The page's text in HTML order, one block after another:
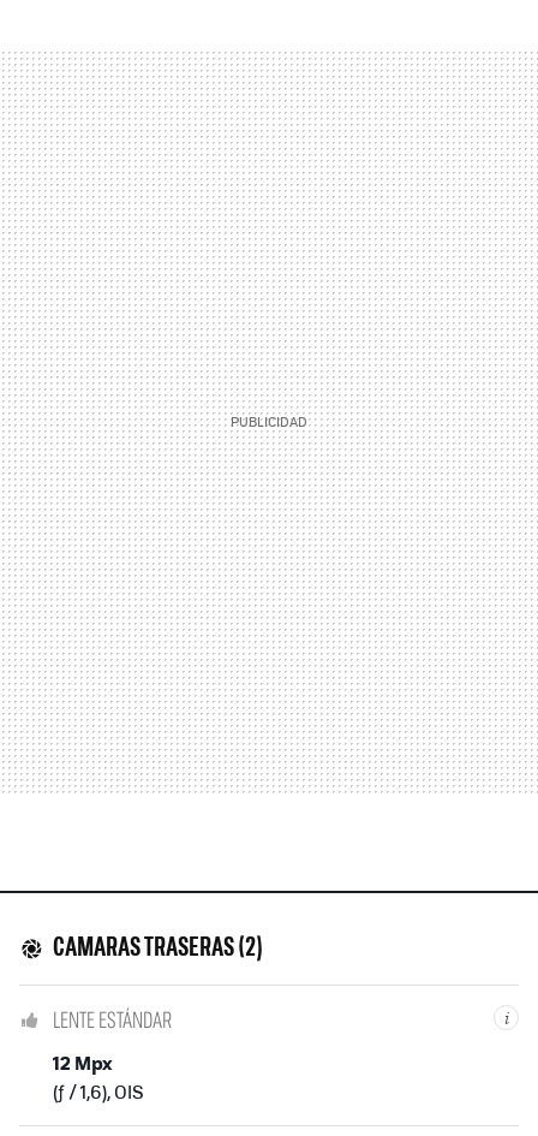
CAMARAS TRASERAS (2)
i
LENTE ESTÁNDAR
12 Mpx
(ƒ / 1,6), OIS